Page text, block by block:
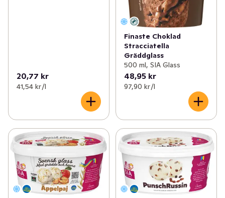
20,77 kr
41,54 kr /l
Finaste Choklad
Stracciatella
Gräddglass
500 ml, SIA Glass
48,95 kr
97,90 kr /l